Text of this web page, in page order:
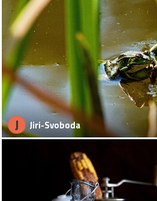
J Jiri-Svoboda